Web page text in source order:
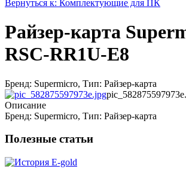
Вернуться к: Комплектующие для ПК
Райзер-карта
RSC-RR1U-E8
Бренд: Supermicro, Тип: Райзер-карта
Описание
Бренд: Supermicro, Тип: Райзер-карта
Полезные статьи